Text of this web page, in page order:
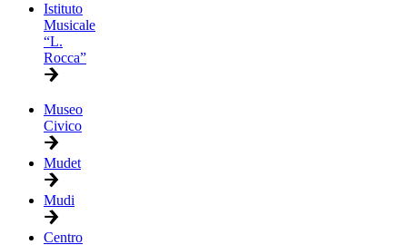
Istituto
Musicale
“L.
Rocca”
Museo
Civico
Mudet
Mudi
Centro